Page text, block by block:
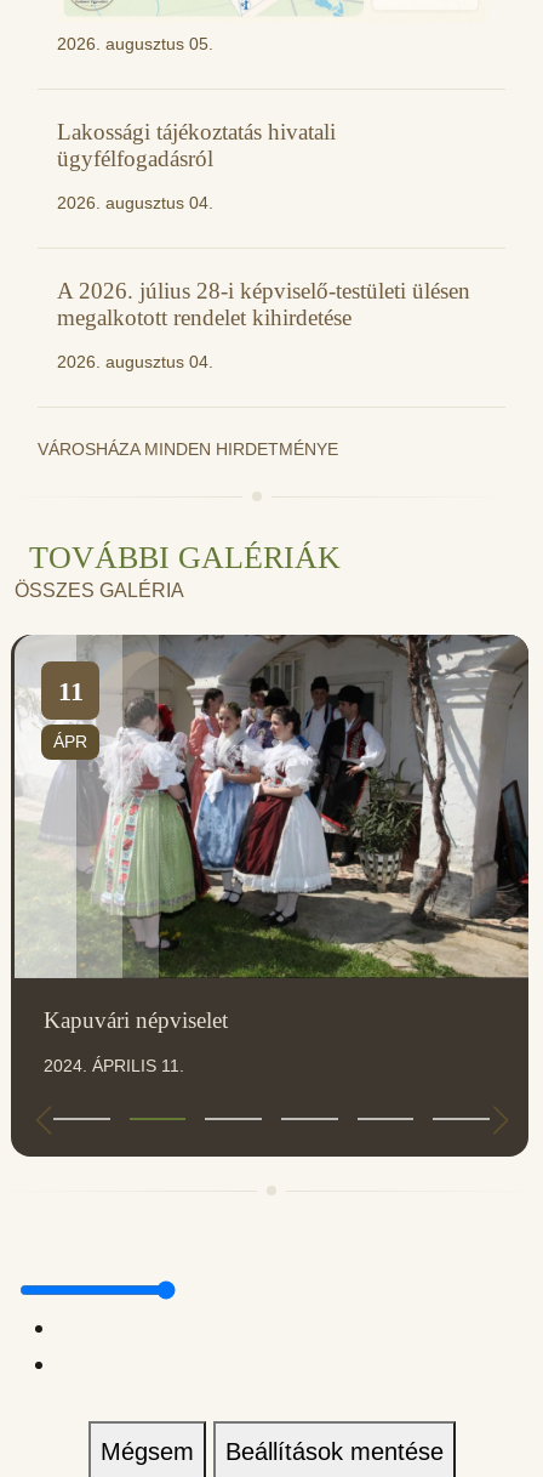
2026. augusztus 05.
Lakossági tájékoztatás hivatali
ügyfélfogadásról
2026. augusztus 04.
A 2026. július 28-i képviselő-testületi ülésen
megalkotott rendelet kihirdetése
2026. augusztus 04.
VÁROSHÁZA MINDEN HIRDETMÉNYE
TOVÁBBI GALÉRIÁK
ÖSSZES GALÉRIA
11
ÁPR
Kapuvári népviselet
2024. ÁPRILIS 11.
Mégsem Beállítások mentése